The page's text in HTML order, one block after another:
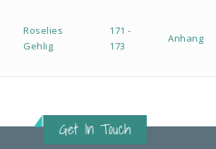
Roselies
Gehlig
171 -
173
Anhang